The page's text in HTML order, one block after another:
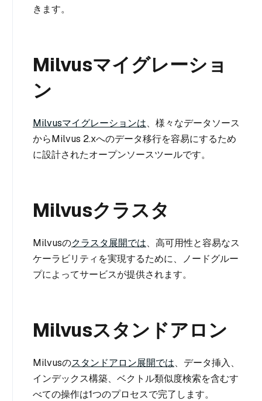
きます。
Milvusマイグレーショ
ン
Milvusマイグレーションは、様々なデータソース
からMilvus 2.xへのデータ移行を容易にするため
に設計されたオープンソースツールです。
Milvusクラスタ
Milvusのクラスタ展開では、高可用性と容易なス
ケーラビリティを実現するために、ノードグルー
プによってサービスが提供されます。
Milvusスタンドアロン
Milvusのスタンドアロン展開では、データ挿入、
インデックス構築、ベクトル類似度検索を含むす
べての操作は1つのプロセスで完了します。